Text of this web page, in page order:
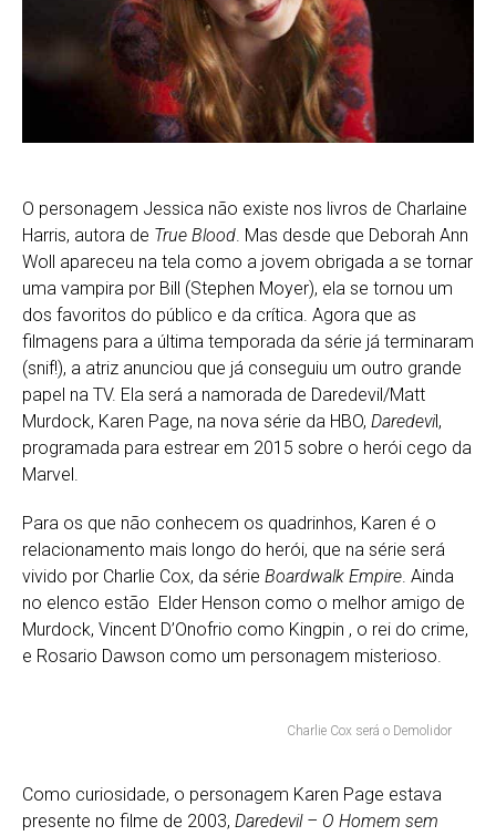
O personagem Jessica não existe nos livros de Charlaine
Harris, autora de True Blood. Mas desde que Deborah Ann
Woll apareceu na tela como a jovem obrigada a se tornar
uma vampira por Bill (Stephen Moyer), ela se tornou um
dos favoritos do público e da crítica. Agora que as
filmagens para a última temporada da série já terminaram
(snif!), a atriz anunciou que já conseguiu um outro grande
papel na TV. Ela será a namorada de Daredevil/Matt
Murdock, Karen Page, na nova série da HBO, Daredevil,
programada para estrear em 2015 sobre o herói cego da
Marvel.
Para os que não conhecem os quadrinhos, Karen é o
relacionamento mais longo do herói, que na série será
vivido por Charlie Cox, da série Boardwalk Empire. Ainda
no elenco estão Elder Henson como o melhor amigo de
Murdock, Vincent D’Onofrio como Kingpin , o rei do crime,
e Rosario Dawson como um personagem misterioso.
Charlie Cox será o Demolidor
Como curiosidade, o personagem Karen Page estava
presente no filme de 2003, Daredevil – O Homem sem